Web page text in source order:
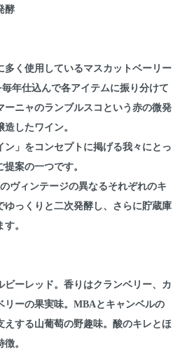
酵
多く使用しているマスカットベーリー
年仕込んで各アイテムに振り分けて
ーニャのランブルスコという赤の微発
したワイン。
ン」をコンセプトに掲げる我々にとっ
案の一つです。
ヴィンテージの異なるそれぞれのキ
ゆっくりと二次発酵し、さらに貯蔵庫
。
ビーレッド。香りはクランベリー、カ
リーの果実味。MBAとキャンベルの
えする山葡萄の野趣味。酸のキレとほ
。